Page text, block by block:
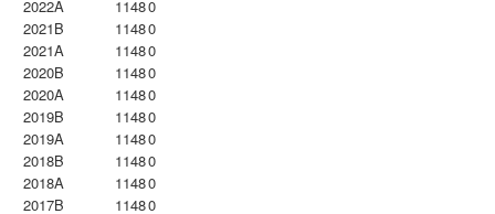
2022A
11480
2021B
11480
2021A
11480
2020B
11480
2020A
11480
2019B
11480
2019A
11480
2018B
11480
2018A
11480
2017B
11480